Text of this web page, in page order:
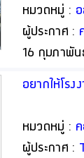
เปเปอร์ โด
โดยตรงจาก
หมวดหมู่ :
ผู้ประกาศ :
อยากให้โร
หมวดหมู่ :
ผู้ประกาศ :